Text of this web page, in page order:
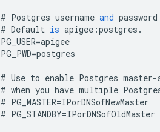
# Postgres username and password
# Default is apigee :postgres .
PG_USER=apigee
PG_PWD=postgres
# Use to enable Postgres master-
# when you have multiple
# PG_MASTER=IPorDNSofNewMaster
# PG_STANDBY=IPorDNSofOldMaster